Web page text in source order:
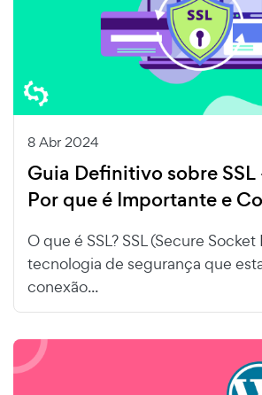
8 Abr 2024
Guia Definitivo sobre SSL
Por que é Importante e
O que é SSL? SSL (Secure
tecnologia de segurança que
conexão...